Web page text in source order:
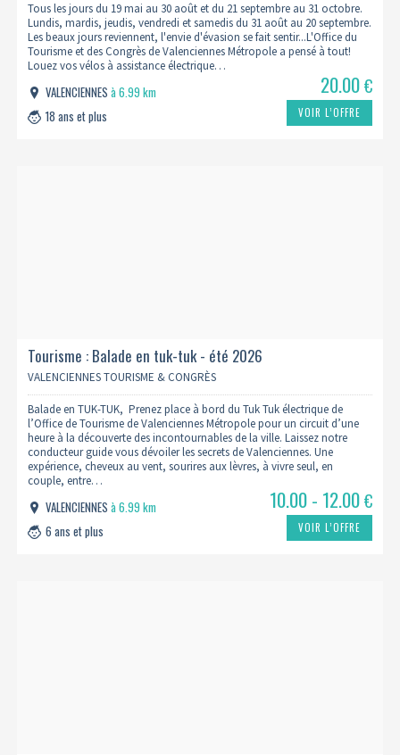
Tous les jours du 19 mai au 30 août et du 21 septembre au 31 octobre.
Lundis, mardis, jeudis, vendredi et samedis du 31 août au 20 septembre.
Les beaux jours reviennent, l'envie d'évasion se fait sentir...L'Office du
Tourisme et des Congrès de Valenciennes Métropole a pensé à tout!
Louez vos vélos à assistance électrique…
VALENCIENNESà 6.99 km
18 ans et plus
20.00€
VOIR L’OFFRE
Tourisme : Balade en tuk-tuk - été 2026
VALENCIENNES TOURISME & CONGRÈS
Balade en TUK-TUK, Prenez place à bord du Tuk Tuk électrique de
l’Office de Tourisme de Valenciennes Métropole pour un circuit d’une
heure à la découverte des incontournables de la ville. Laissez notre
conducteur guide vous dévoiler les secrets de Valenciennes. Une
expérience, cheveux au vent, sourires aux lèvres, à vivre seul, en
couple, entre…
VALENCIENNESà 6.99 km
6 ans et plus
10.00 - 12.00€
VOIR L’OFFRE